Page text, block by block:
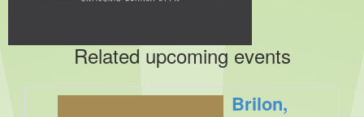
Related upcoming events
Brilon,